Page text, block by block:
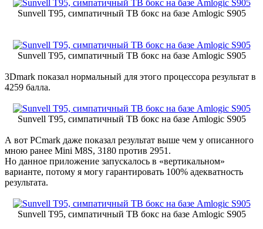
Sunvell T95, симпатичный ТВ бокс на базе Amlogic S905
Sunvell T95, симпатичный ТВ бокс на базе Amlogic S905
3Dmark показал нормальный для этого процессора результат в
4259 балла.
Sunvell T95, симпатичный ТВ бокс на базе Amlogic S905
А вот PCmark даже показал результат выше чем у описанного
мною ранее Mini M8S, 3180 против 2951.
Но данное приложение запускалось в «вертикальном»
варианте, потому я могу гарантировать 100% адекватность
результата.
Sunvell T95, симпатичный ТВ бокс на базе Amlogic S905